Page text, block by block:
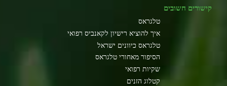
קישורים חשובים
טלגראס
איך להוציא רישיון לקאנביס רפואי
טלגראס כיוונים ישראל
הסיפור מאחורי טלגראס
שקיות רפואי
קטלוג הזנים